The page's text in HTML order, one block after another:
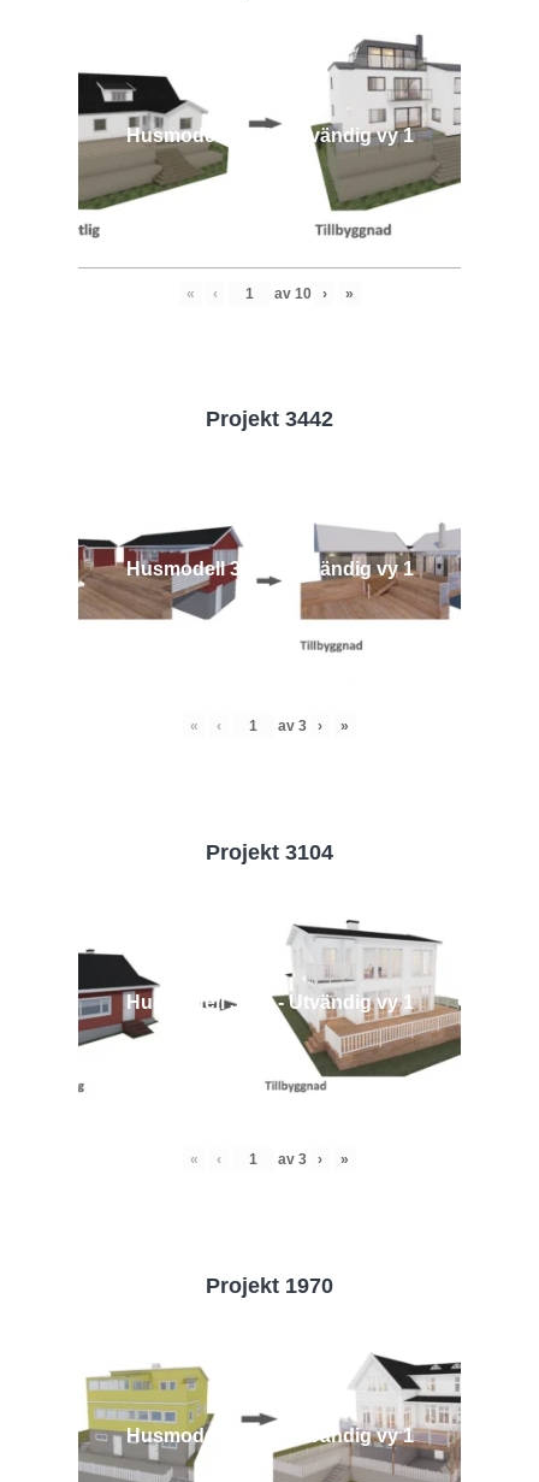
Husmodell 1042 - Utvändig vy 1
« ‹ av 10 › »
Projekt 3442
Husmodell 3442 - Utvändig vy 1
« ‹ av 3 › »
Projekt 3104
Husmodell 3104 - Utvändig vy 1
« ‹ av 3 › »
Projekt 1970
Husmodell 1970 - Utvändig vy 1